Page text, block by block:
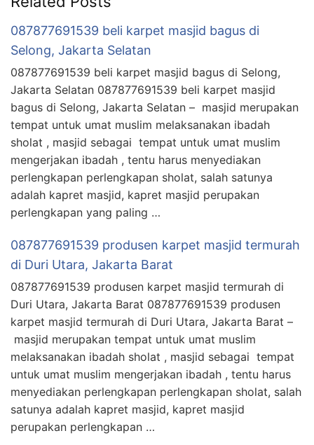
087877691539 beli karpet masjid bagus di
Selong, Jakarta Selatan
087877691539 beli karpet masjid bagus di Selong,
Jakarta Selatan 087877691539 beli karpet masjid
bagus di Selong, Jakarta Selatan – masjid merupakan
tempat untuk umat muslim melaksanakan ibadah
sholat , masjid sebagai tempat untuk umat muslim
mengerjakan ibadah , tentu harus menyediakan
perlengkapan perlengkapan sholat, salah satunya
adalah kapret masjid, kapret masjid perupakan
perlengkapan yang paling …
087877691539 produsen karpet masjid termurah
di Duri Utara, Jakarta Barat
087877691539 produsen karpet masjid termurah di
Duri Utara, Jakarta Barat 087877691539 produsen
karpet masjid termurah di Duri Utara, Jakarta Barat –
masjid merupakan tempat untuk umat muslim
melaksanakan ibadah sholat , masjid sebagai tempat
untuk umat muslim mengerjakan ibadah , tentu harus
menyediakan perlengkapan perlengkapan sholat, salah
satunya adalah kapret masjid, kapret masjid
perupakan perlengkapan …